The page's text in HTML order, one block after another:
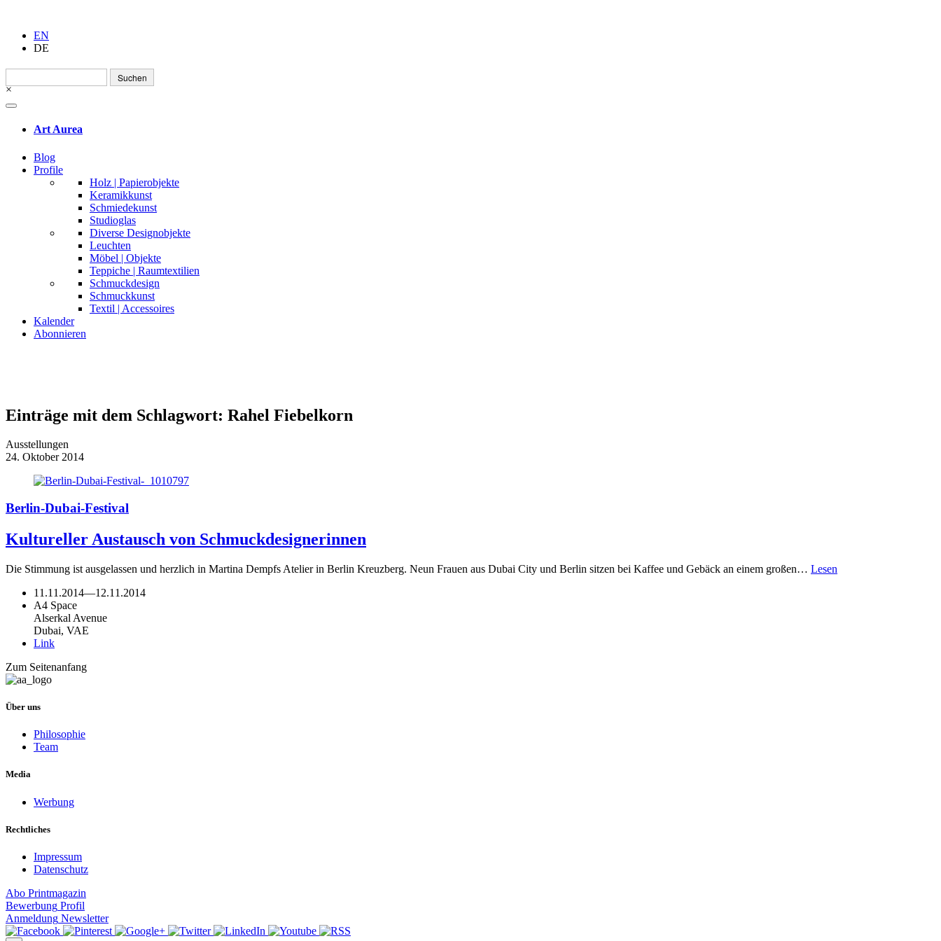
EN
DE
Suchen
nach:
×
Art Aurea
Blog
Profile
Holz | Papierobjekte
Keramikkunst
Schmiedekunst
Studioglas
Diverse Designobjekte
Leuchten
Möbel | Objekte
Teppiche | Raumtextilien
Schmuckdesign
Schmuckkunst
Textil | Accessoires
Kalender
Abonnieren
Einträge mit dem Schlagwort: Rahel Fiebelkorn
Ausstellungen
24. Oktober 2014
Berlin-Dubai-Festival
Kultureller Austausch von Schmuckdesignerinnen
Die Stimmung ist ausgelassen und herzlich in Martina Dempfs Atelier in Berlin Kreuzberg. Neun Frauen aus Dubai City und Berlin sitzen bei Kaffee und Gebäck an einem großen… Lesen
11.11.2014—12.11.2014
A4 Space
Alserkal Avenue
Dubai, VAE
Link
Zum Seitenanfang
Über uns
Philosophie
Team
Media
Werbung
Rechtliches
Impressum
Datenschutz
Abo Printmagazin
Bewerbung Profil
Anmeldung Newsletter